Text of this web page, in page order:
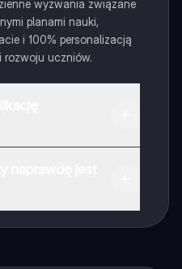
wyzwania związane
planami nauki,
i 100% personalizacją
rozwoju uczniów.